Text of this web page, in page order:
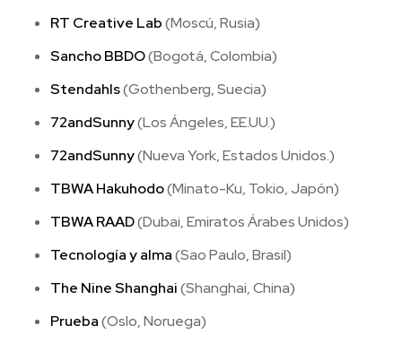
RT Creative Lab(Moscú, Rusia)
Sancho BBDO(Bogotá, Colombia)
Stendahls(Gothenberg, Suecia)
72andSunny(Los Ángeles, EE.UU.)
72andSunny(Nueva York, Estados Unidos.)
TBWA Hakuhodo(Minato-Ku, Tokio, Japón)
TBWA RAAD(Dubai, Emiratos Árabes Unidos)
Tecnología y alma(Sao Paulo, Brasil)
The Nine Shanghai(Shanghai, China)
Prueba(Oslo, Noruega)